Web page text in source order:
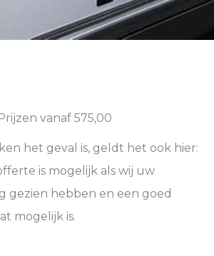
vanaf 575,00
het geval is, geldt het ook hier:
is mogelijk als wij uw
gezien hebben en een goed
mogelijk is.